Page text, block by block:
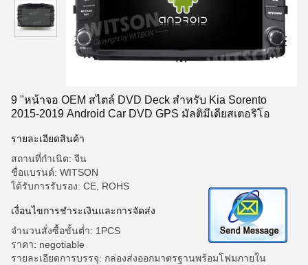
9 "หน้าจอ OEM สไตล์ DVD Deck สำหรับ Kia Sorento
2015-2019 Android Car DVD GPS มัลติมีเดียสเตอริโอ
รายละเอียดสินค้า
สถานที่กำเนิด: จีน
ชื่อแบรนด์: WITSON
ได้รับการรับรอง: CE, ROHS
เงื่อนไขการชำระเงินและการจัดส่ง
จำนวนสั่งซื้อขั้นต่ำ: 1PCS
ราคา: negotiable
รายละเอียดการบรรจุ: กล่องส่งออกมาตรฐานพร้อมโฟมภายใน